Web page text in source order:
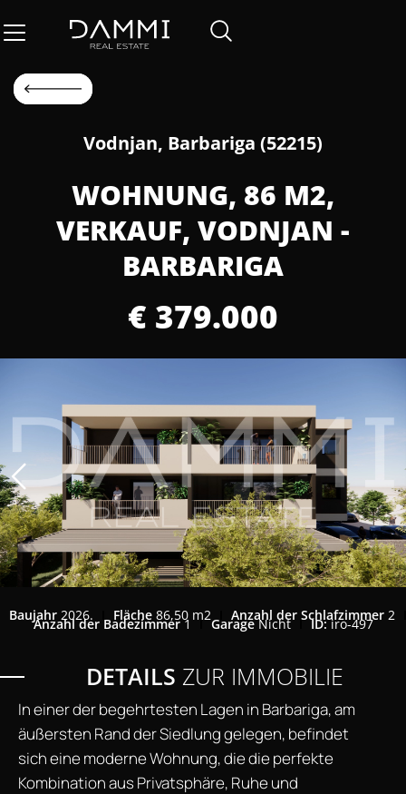
Vodnjan, Barbariga (52215)
WOHNUNG, 86 M2,
VERKAUF, VODNJAN -
BARBARIGA
€ 379.000
Baujahr 2026. Fläche 86,50 m2 Anzahl der Schlafzimmer 2
Anzahl der Badezimmer1 GarageNicht ID:iro-497
DETAILS ZUR IMMOBILIE
In einer der begehrtesten Lagen in Barbariga, am
äußersten Rand der Siedlung gelegen, befindet
sich eine moderne Wohnung, die die perfekte
Kombination aus Privatsphäre, Ruhe und